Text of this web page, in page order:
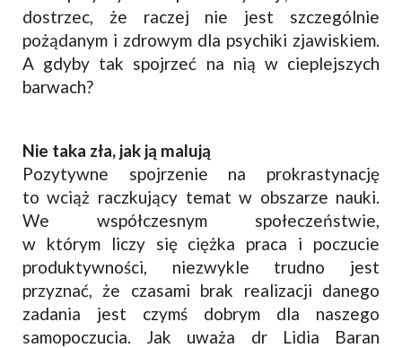
dostrzec, że raczej nie jest szczególnie
pożądanym i zdrowym dla psychiki zjawiskiem.
A gdyby tak spojrzeć na nią w cieplejszych
barwach?
Nie taka zła, jak ją malują
Pozytywne spojrzenie na prokrastynację
to wciąż raczkujący temat w obszarze nauki.
We współczesnym społeczeństwie,
w którym liczy się ciężka praca i poczucie
produktywności, niezwykle trudno jest
przyznać, że czasami brak realizacji danego
zadania jest czymś dobrym dla naszego
samopoczucia. Jak uważa dr Lidia Baran